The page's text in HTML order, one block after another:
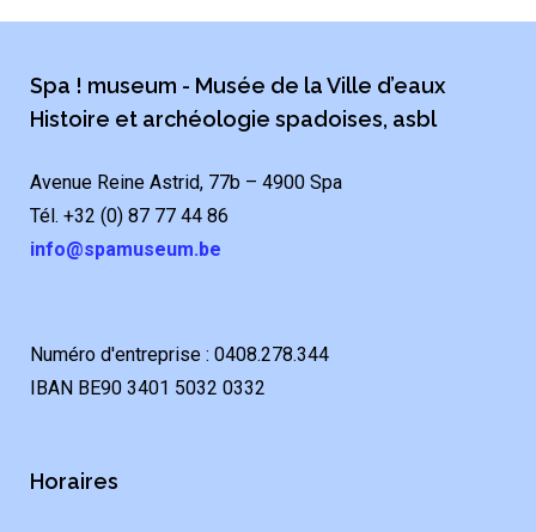
Spa ! museum - Musée de la Ville d’eaux
Histoire et archéologie spadoises, asbl
Avenue Reine Astrid, 77b – 4900 Spa
Tél. +32 (0) 87 77 44 86
info@spamuseum.be
Numéro d'entreprise : 0408.278.344
IBAN BE90 3401 5032 0332
Horaires